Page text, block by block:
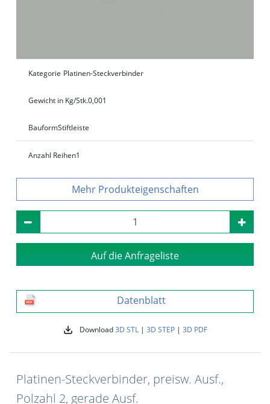
Kategorie Platinen-Steckverbinder
Gewicht in Kg/Stk.0,001
BauformStiftleiste
Anzahl Reihen1
Produkteigenschaften
Auf die Anfrageliste
Datenblatt
Download3D STL| 3D STEP| 3D PDF
Platinen-Steckverbinder, preisw. Ausf.,
Polzahl 2, gerade Ausf.